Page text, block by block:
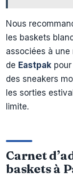
Nous
les baskets
associées à une
de Eastpak pour
des sneakers
les sorties
limite.
Carnet
baskets à